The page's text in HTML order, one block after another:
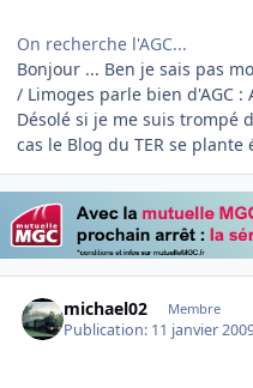
On recherche l'AGC...
Bonjour ... Ben je sais pas
/ Limoges parle bien d'AGC
Désolé si je me suis trompé
cas le Blog du TER se plante
michael02 Membre
Publication: 11 janvier